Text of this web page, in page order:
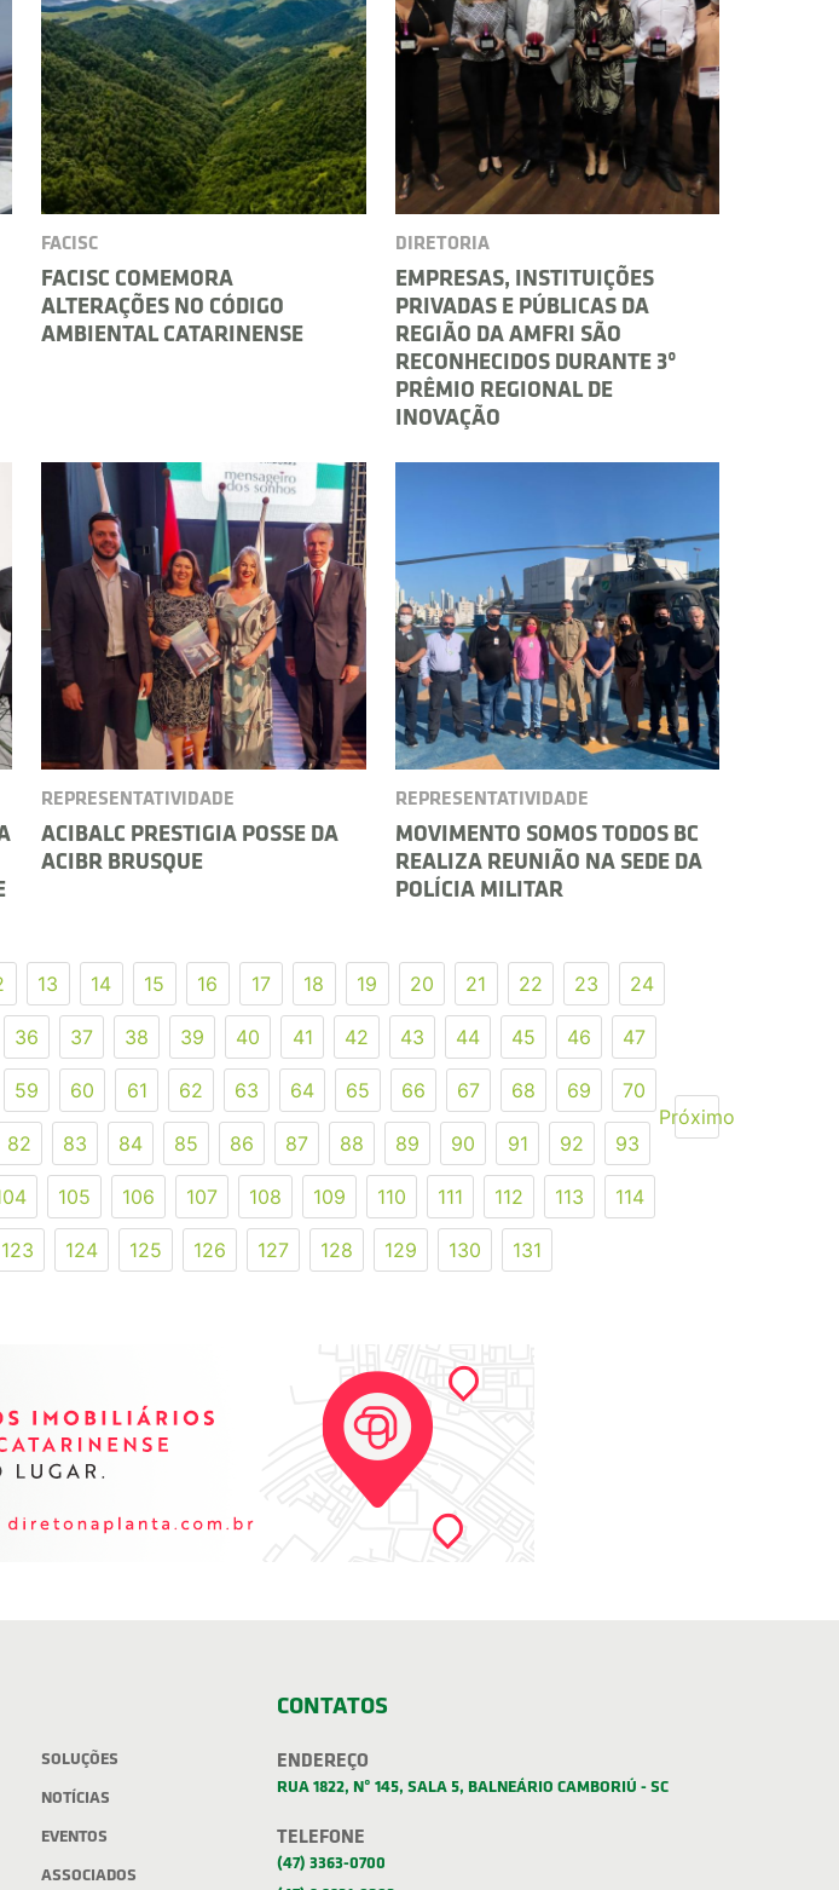
FACISC
FACISC COMEMORA
ALTERAÇÕES NO CÓDIGO
AMBIENTAL CATARINENSE
DIRETORIA
EMPRESAS, INSTITUIÇÕES
PRIVADAS E PÚBLICAS DA
REGIÃO DA AMFRI SÃO
RECONHECIDOS DURANTE 3º
PRÊMIO REGIONAL DE
INOVAÇÃO
REPRESENTATIVIDADE
ACIBALC PRESTIGIA POSSE DA
ACIBR BRUSQUE
REPRESENTATIVIDADE
MOVIMENTO SOMOS TODOS BC
REALIZA REUNIÃO NA SEDE DA
POLÍCIA MILITAR
Próximo
13 14 15 16 17 18 19 20 21 22 23 24
36 37 38 39 40 41 42 43 44 45 46 47
59 60 61 62 63 64 65 66 67 68 69 70
82 83 84 85 86 87 88 89 90 91 92 93
105 106 107 108 109 110 111 112 113 114
123 124 125 126 127 128 129 130 131
SOLUÇÕES
NOTÍCIAS
EVENTOS
ASSOCIADOS
CONTATOS
ENDEREÇO
RUA 1822, Nº 145, SALA 5, BALNEÁRIO CAMBORIÚ - SC
TELEFONE
(47) 3363-0700